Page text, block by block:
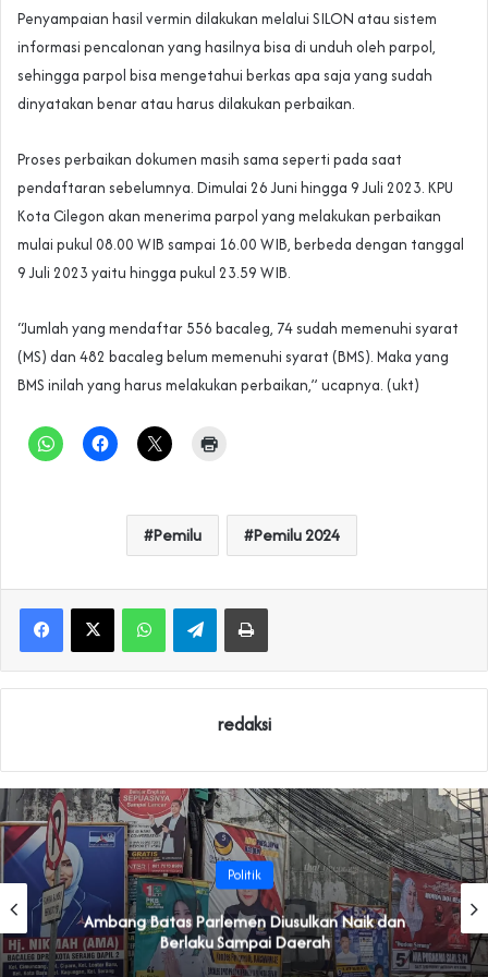
Penyampaian hasil vermin dilakukan melalui SILON atau sistem
informasi pencalonan yang hasilnya bisa di unduh oleh parpol,
sehingga parpol bisa mengetahui berkas apa saja yang sudah
dinyatakan benar atau harus dilakukan perbaikan.
Proses perbaikan dokumen masih sama seperti pada saat
pendaftaran sebelumnya. Dimulai 26 Juni hingga 9 Juli 2023. KPU
Kota Cilegon akan menerima parpol yang melakukan perbaikan
mulai pukul 08.00 WIB sampai 16.00 WIB, berbeda dengan tanggal
9 Juli 2023 yaitu hingga pukul 23.59 WIB.
“Jumlah yang mendaftar 556 bacaleg, 74 sudah memenuhi syarat
(MS) dan 482 bacaleg belum memenuhi syarat (BMS). Maka yang
BMS inilah yang harus melakukan perbaikan,” ucapnya. (ukt)
Pemilu Pemilu 2024
WhatsAppTelegramPrint
redaksi
Politik
Ambang Batas Parlemen Diusulkan Naik dan
Berlaku Sampai Daerah